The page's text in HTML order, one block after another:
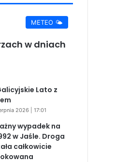
METEO 🌤️
w dniach
Lato z
2026 | 17:01
wypadek na
w Jaśle. Droga
całkowicie